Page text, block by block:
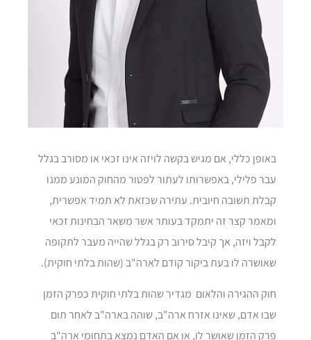
באופן כללי, אם מגיש בקשה לויזה אינו זכאי או מסורב בגלל
עבר פלילי, באפשרותו לעתור לפטור מהחוק המונע ממנו
קבלת תשובה חיובית. עתירה שכזאת לא תמיד אפשרית,
ומאמר קצר זה יתמקד בעותר אשר משאר הבחינות זכאי
לקבל ויזה, אך קיבל סירוב רק בגלל שהייה מעבר לתקופה
שאושרה לו בעת ביקור קודם לארה"ב (שהות בלתי חוקית).
חוק ההגירה והלאום מגדיר שהות בלתי חוקית כפרק הזמן
שבו אדם, שאינו אזרח ארה"ב, שוהה בארה"ב לאחר תום
פרק הזמן שאושר לו, או אם האדם נמצא בתחומי ארה"ב